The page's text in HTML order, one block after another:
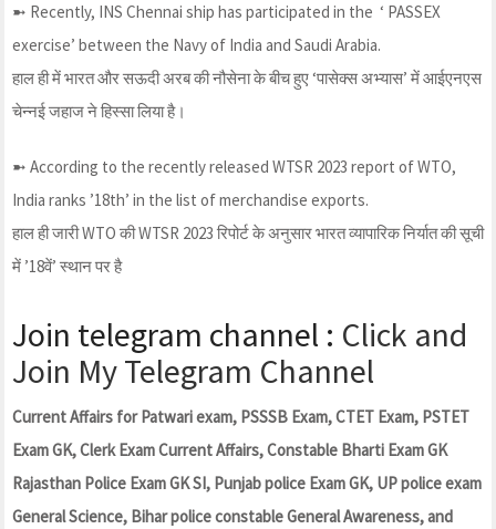
➼ Recently, INS Chennai ship has participated in the ‘ PASSEX
exercise’ between the Navy of India and Saudi Arabia.
हाल ही में भारत और सऊदी अरब की नौसेना के बीच हुए ‘पासेक्स अभ्यास’ में आईएनएस
चेन्नई जहाज ने हिस्सा लिया है।
➼ According to the recently released WTSR 2023 report of WTO,
India ranks ’18th’ in the list of merchandise exports.
हाल ही जारी WTO की WTSR 2023 रिपोर्ट के अनुसार भारत व्यापारिक निर्यात की सूची
में ’18वें’ स्थान पर है
Join telegram channel : Click and
Join My Telegram Channel
Current Affairs for Patwari exam, PSSSB Exam, CTET Exam, PSTET
Exam GK, Clerk Exam Current Affairs, Constable Bharti Exam GK
Rajasthan Police Exam GK SI, Punjab police Exam GK, UP police exam
General Science, Bihar police constable General Awareness, and